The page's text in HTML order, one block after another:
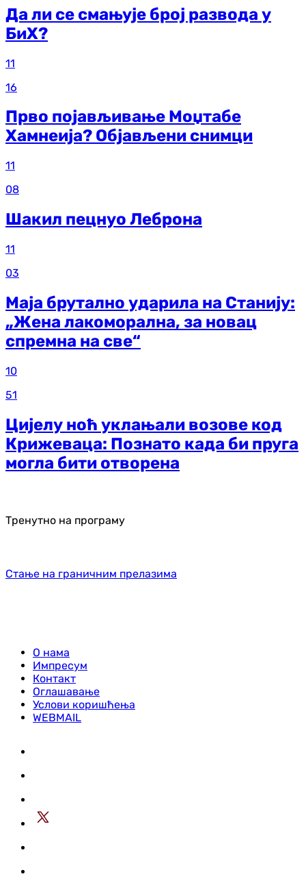
Да ли се смањује број развода у
БиХ?
11
16
Прво појављивање Моџтабе
Хамнеија? Објављени снимци
11
08
Шакил пецнуо Леброна
11
03
Маја брутално ударила на Станију:
„Жена лакоморална, за новац
спремна на све“
10
51
Цијелу ноћ уклањали возове код
Крижеваца: Познато када би пруга
могла бити отворена
Тренутно на програму
Стање на граничним прелазима
О нама
Импресум
Контакт
Оглашавање
Услови коришћења
WEBMAIL